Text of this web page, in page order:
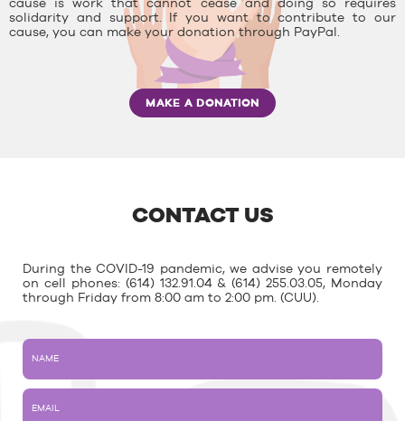
cause is work that cannot cease and doing so requires
solidarity and support. If you want to contribute to our
cause, you can make your donation through PayPal.
MAKE A DONATION
CONTACT US
During the COVID-19 pandemic, we advise you remotely
on cell phones: (614) 132.91.04 & (614) 255.03.05, Monday
through Friday from 8:00 am to 2:00 pm. (CUU).